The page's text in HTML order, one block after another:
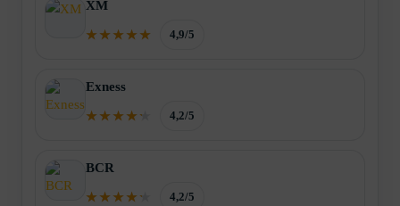
XM
4,9/5
Exness
4,2/5
BCR
4,2/5